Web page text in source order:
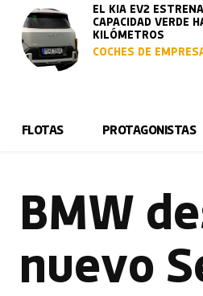
EL KIA EV2
CAPACIDAD VERDE
KILÓMETROS
COCHES DE
FLOTAS PROTAGONISTAS
BMW
nuevo